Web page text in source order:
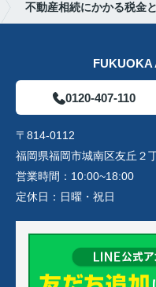
不動産相続にかかる税金
FUKUOKA
0120-407-110
〒814-0112
福岡県福岡市城南区友丘２
営業時間： 10:00~18:00
定休日： 日曜・祝日